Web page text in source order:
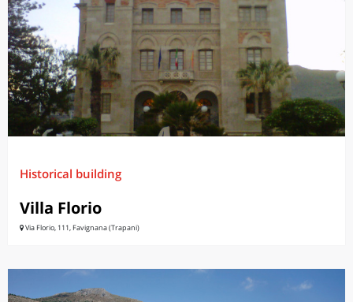
Historical building
Villa Florio
Via Florio, 111, Favignana (Trapani)